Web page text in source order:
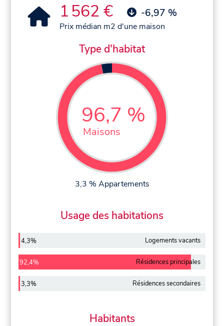
1 562 € -6,97 %
Prix médian m2 d'une maison
Type d'habitat
96,7 %
Maisons
3,3 % Appartements
Usage des habitations
4,3% Logements vacants
92,4% Résidences principales
3,3% Résidences secondaires
Habitants